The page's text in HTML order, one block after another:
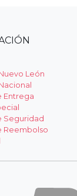
León
Entrega
Seguridad
Reembolso